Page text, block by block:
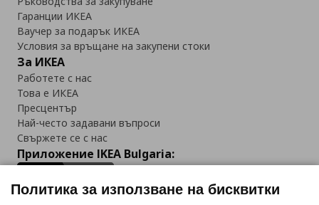
Гаранции ИКЕА
Ваучер за подарък ИКЕА
Условия за връщане на закупени стоки
За ИКЕА
Работете с нас
Това е ИКЕА
Пресцентър
Най-често задавани въпроси
Свържете се с нас
Приложение IKEA Bulgaria:
Политика за използване на бисквитки